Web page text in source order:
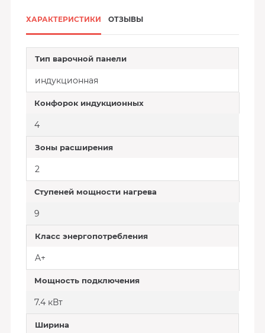
ХАРАКТЕРИСТИКИ ОТЗЫВЫ
Тип варочной панели
индукционная
Конфорок индукционных
4
Зоны расширения
2
Ступеней мощности нагрева
9
Класс энергопотребления
A+
Мощность подключения
7.4 кВт
Ширина